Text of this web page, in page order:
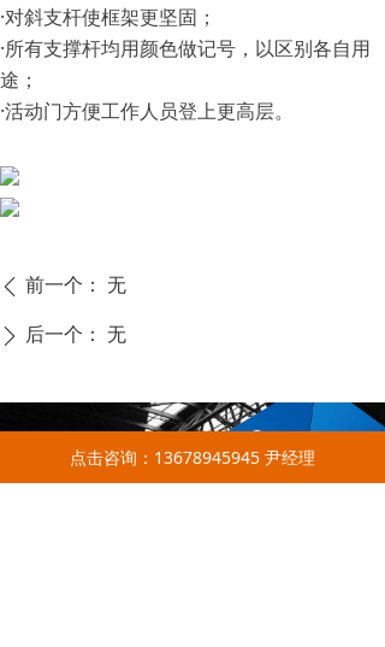
·对斜支杆使框架更坚固；
·所有支撑杆均用颜色做记号，以区别各自用
途；
·活动门方便工作人员登上更高层。
ꄴ 前一个： 无
ꄲ 后一个： 无
点击咨询：13678945945 尹经理